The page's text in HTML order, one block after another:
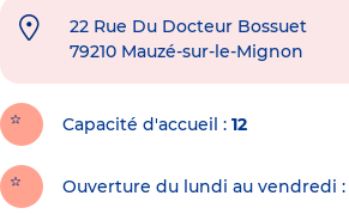
22 Rue Du Docteur Bossuet
79210 Mauzé-sur-le-Mignon
Capacité d'accueil 12
Ouverture du lundi au vendredi :